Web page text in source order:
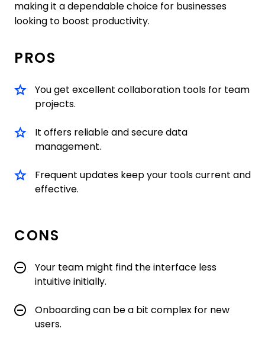
making it a dependable choice for businesses
looking to boost productivity.
PROS
You get excellent collaboration tools for team
projects.
It offers reliable and secure data
management.
Frequent updates keep your tools current and
effective.
CONS
Your team might find the interface less
intuitive initially.
Onboarding can be a bit complex for new
users.